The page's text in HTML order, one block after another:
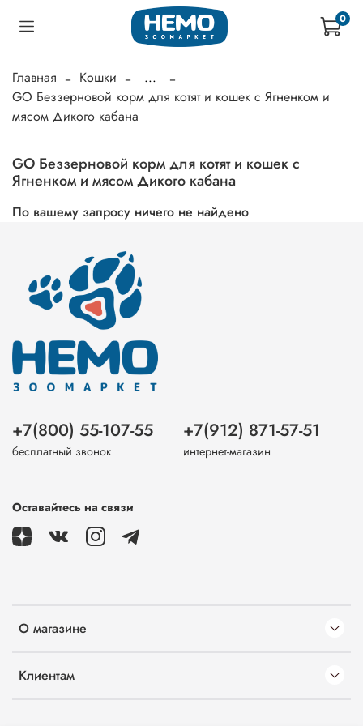
0
Главная Кошки
...
GO Беззерновой корм для котят и кошек с Ягненком и
мясом Дикого кабана
GO Беззерновой корм для котят и кошек с
Ягненком и мясом Дикого кабана
По вашему запросу ничего не найдено
О магазине
Клиентам
+7(800) 55-107-55
бесплатный звонок
+7(912) 871-57-51
интернет-магазин
Оставайтесь на связи